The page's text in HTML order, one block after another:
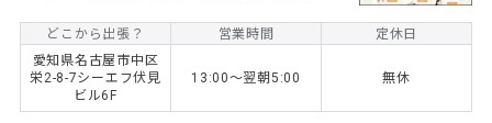
性セラピストをそろえました。 【オープンイベント
開催中！】 ２０００割引！ 最大割り ※予約受付
で必ず『出張マッサージナビクーポン利用』とお伝
えください。 ※スタンダード１００、１２０でご利
用になれます。 ※２０時～は１０００円割引となり
ます。
どこから出張？ 営業時間
定休日
愛知県名古屋市中区
栄2-8-7シーエフ伏見
ビル6F
13:00〜翌朝5:00 無休